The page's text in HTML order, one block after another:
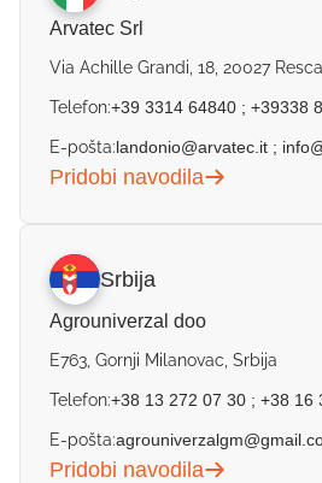
Arvatec Srl
Via Achille Grandi, 18, 20027
Telefon:+39 3314 64840 ; +39338
E-pošta:landonio@arvatec.it ;
Pridobi navodila
Srbija
Agrouniverzal doo
E763, Gornji Milanovac, Srbija
Telefon:+38 13 272 07 30 ; +38 16
E-pošta:
Pridobi navodila